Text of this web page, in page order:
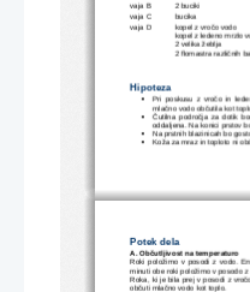
vaja B
2 buciki
vaja C
bucika
vaja D
kopel z vročo vodo
kopel z ledeno mrzlo
2 velika žeblja
2 flomastra različnih
Hipoteza

Pri   poskusu   z   vročo   in
mlačno vodo občutila kot

Čutilna   področja   za   dotik
oddaljena. Na konici prstov

Na prstnih blazinicah bo

Koža za mraz in toploto ni
Potek dela
A. Občutljivost na temperaturo
Roki položimo v posodi z vodo.
minuti obe roki položimo v posodo z
Roka, ki je bila prej v posodi z
občuti mlačno vodo kot toplo.